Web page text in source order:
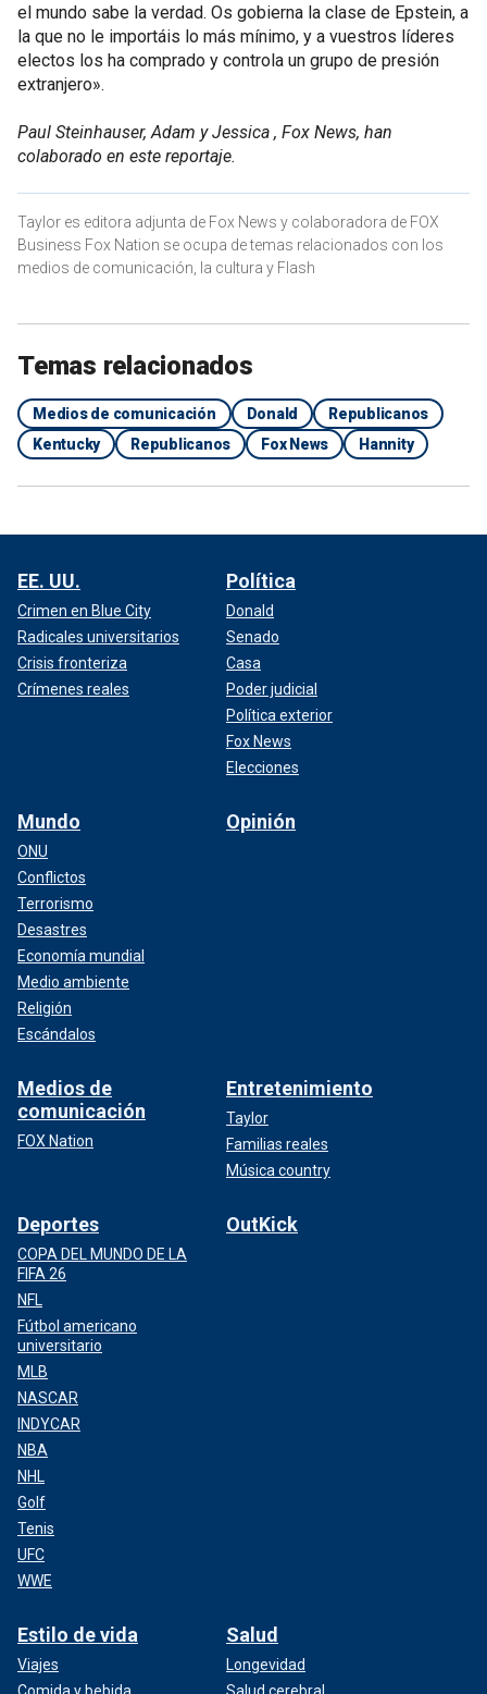
el mundo sabe la verdad. Os gobierna la clase de Epstein, a
la que no le importáis lo más mínimo, y a vuestros líderes
electos los ha comprado y controla un grupo de presión
extranjero».
Paul Steinhauser, Adam y Jessica , Fox News, han
colaborado en este reportaje.
Taylor es editora adjunta de Fox News y colaboradora de FOX
Business Fox Nation se ocupa de temas relacionados con los
medios de comunicación, la cultura y Flash
Temas relacionados
Medios de comunicación Donald
Republicanos
Kentucky
Republicanos Fox News Hannity
EE. UU.
Crimen en Blue City
Radicales universitarios
Crisis fronteriza
Crímenes reales
Política
Donald
Senado
Casa
Poder judicial
Política exterior
Fox News
Elecciones
Mundo
ONU
Conflictos
Terrorismo
Desastres
Economía mundial
Medio ambiente
Religión
Escándalos
Opinión
Medios de
comunicación
FOX Nation
Entretenimiento
Taylor
Familias reales
Música country
Deportes
COPA DEL MUNDO DE LA
FIFA 26
NFL
Fútbol americano
universitario
MLB
NASCAR
INDYCAR
NBA
NHL
Golf
Tenis
UFC
WWE
OutKick
Estilo de vida
Viajes
Comida y bebida
Salud
Longevidad
Salud cerebral